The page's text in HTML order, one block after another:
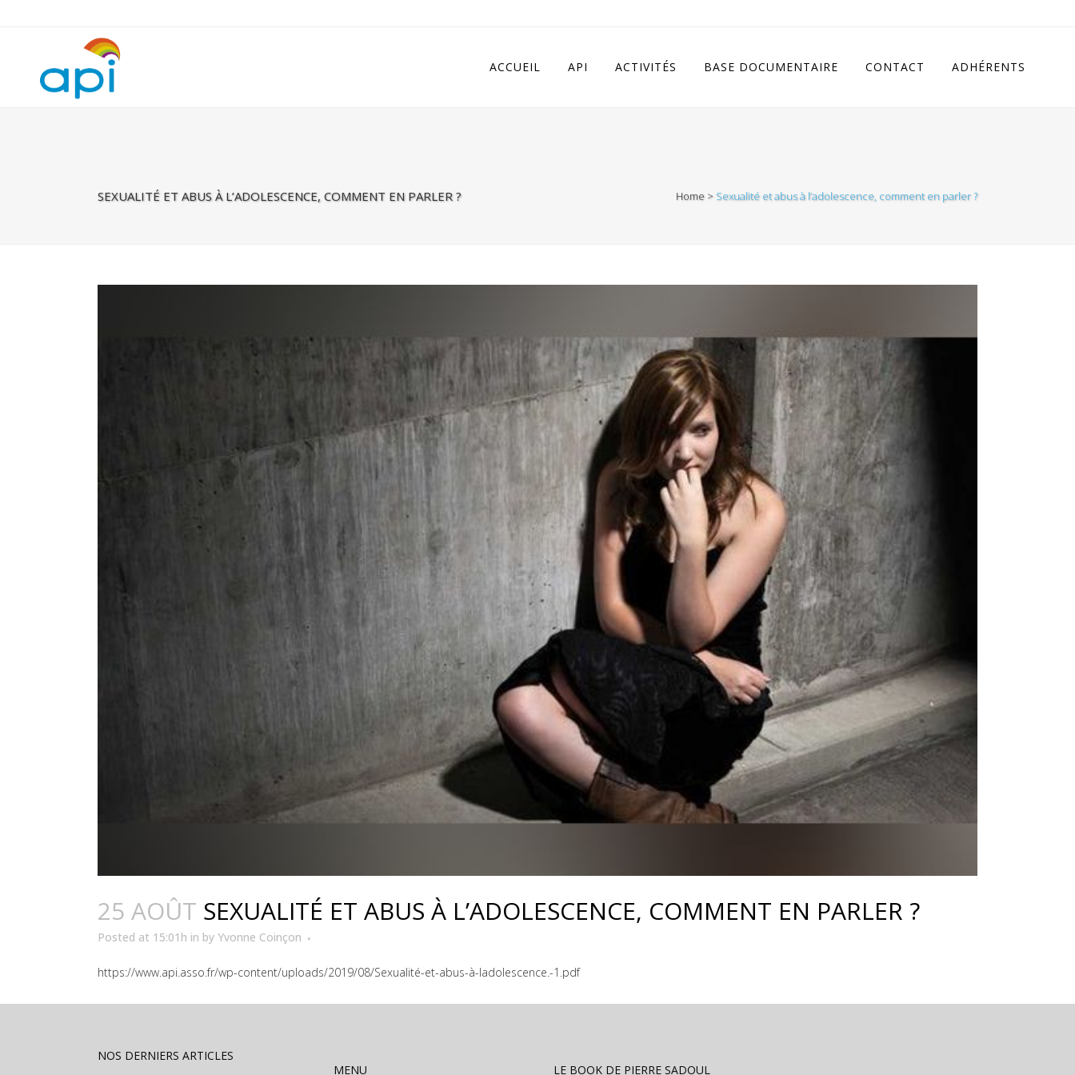
ACCUEIL API ACTIVITÉS BASE DOCUMENTAIRE CONTACT ADHÉRENTS
SEXUALITÉ ET ABUS À L’ADOLESCENCE, COMMENT EN PARLER ? Home > Sexualité et abus à l’adolescence, comment en parler ?
25 AOÛT SEXUALITÉ ET ABUS À L’ADOLESCENCE, COMMENT EN PARLER ?
Posted at 15:01h in by Yvonne Coinçon
https://www.api.asso.fr/wp-content/uploads/2019/08/Sexualité-et-abus-à-ladolescence.-1.pdf
NOS DERNIERS ARTICLES
MENU
LE BOOK DE PIERRE SADOUL